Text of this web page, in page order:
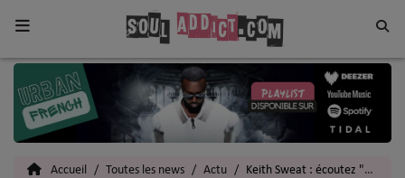
Home
Toutes les News
Accueil Toutes les news Actu Keith Sweat : écoutez "Still Got That Good Love"